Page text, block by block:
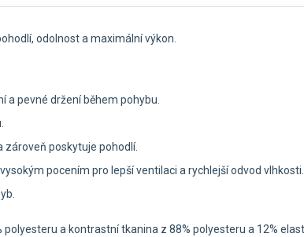
odolnost a maximální výkon.
a pevné držení během pohybu.
zároveň poskytuje pohodlí.
pocením pro lepší ventilaci a rychlejší odvod vlhkosti.
a kontrastní tkanina z 88% polyesteru a 12%